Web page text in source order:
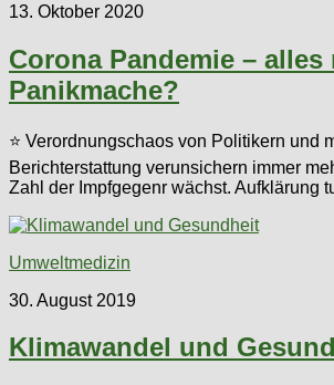
13. Oktober 2020
Corona Pandemie – alles
Panikmache?
⭐ Verordnungschaos von Politikern und
Berichterstattung verunsichern immer
Zahl der Impfgegenr wächst. Aufklärung
Umweltmedizin
30. August 2019
Klimawandel und